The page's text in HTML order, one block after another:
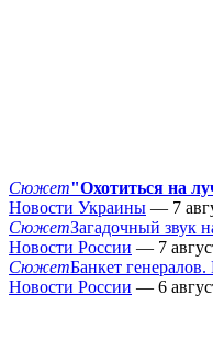
Сюжет"Охотиться на
Новости Украины — 7
СюжетЗагадочный звук
Новости России — 7
СюжетБанкет
Новости России — 6